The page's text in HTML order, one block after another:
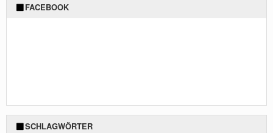
FACEBOOK
SCHLAGWÖRTER